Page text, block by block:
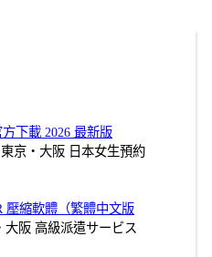
下載 2026 最新版
東京・大阪 日本女生預約
壓縮軟體（繁體中文版
大阪 高級派遣サービス